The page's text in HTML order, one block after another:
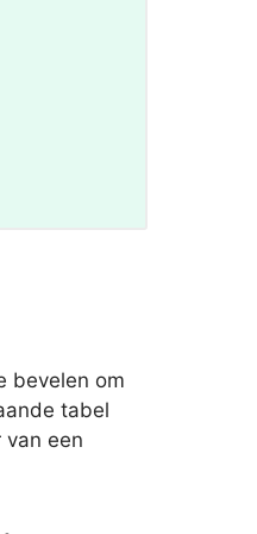
bevelen om
tabel
van een